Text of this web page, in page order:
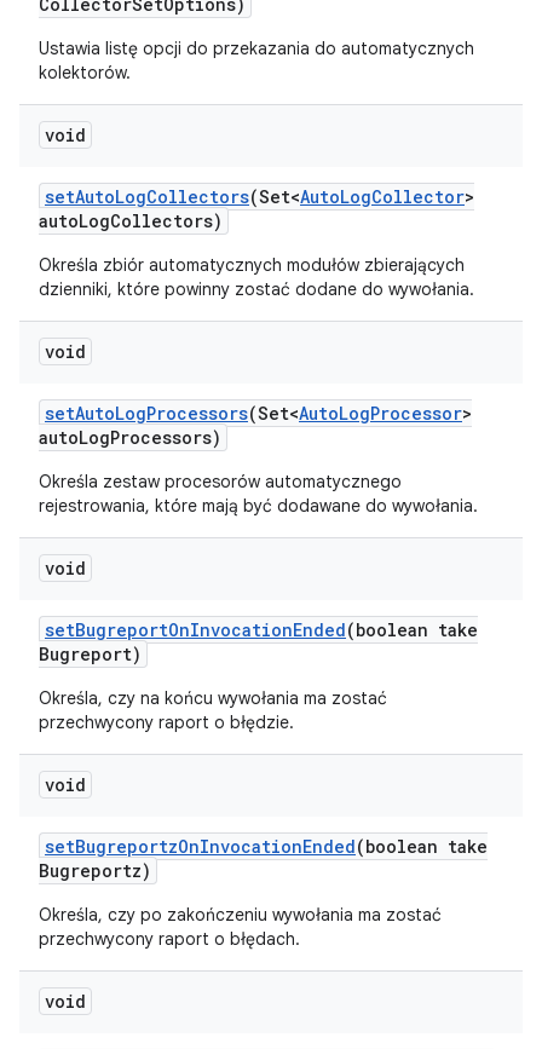
Ustawia listę opcji do przekazania do automatycznych
kolektorów.
void
setAutoLogCollectors(Set<AutoLogCollector>
autoLogCollectors)
Określa zbiór automatycznych modułów zbierających
dzienniki, które powinny zostać dodane do wywołania.
void
setAutoLogProcessors(Set<AutoLogProcessor>
autoLogProcessors)
Określa zestaw procesorów automatycznego
rejestrowania, które mają być dodawane do wywołania.
void
setBugreportOnInvocationEnded(boolean take
Bugreport)
Określa, czy na końcu wywołania ma zostać
przechwycony raport o błędzie.
void
setBugreportzOnInvocationEnded(boolean take
Bugreportz)
Określa, czy po zakończeniu wywołania ma zostać
przechwycony raport o błędach.
void